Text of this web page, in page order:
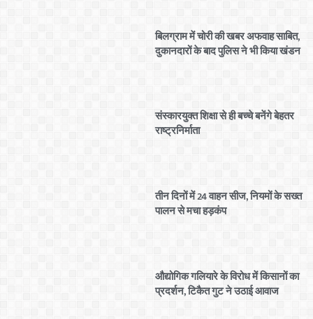
बिलग्राम में चोरी की खबर अफवाह साबित,
दुकानदारों के बाद पुलिस ने भी किया खंडन
संस्कारयुक्त शिक्षा से ही बच्चे बनेंगे बेहतर
राष्ट्रनिर्माता
तीन दिनों में 24 वाहन सीज, नियमों के सख्त
पालन से मचा हड़कंप
औद्योगिक गलियारे के विरोध में किसानों का
प्रदर्शन, टिकैत गुट ने उठाई आवाज